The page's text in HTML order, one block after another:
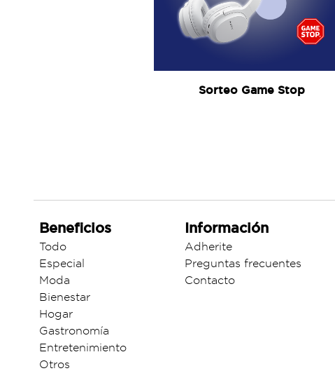
Sorteo Game Stop
Beneficios
Todo
Especial
Moda
Bienestar
Hogar
Gastronomía
Entretenimiento
Otros
Información
Adherite
Preguntas frecuentes
Contacto